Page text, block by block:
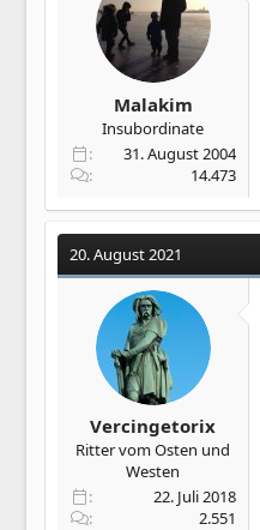
Malakim
Insubordinate
31. August 2004
14.473
20. August 2021
Vercingetorix
Ritter vom Osten und
Westen
22. Juli 2018
2.551